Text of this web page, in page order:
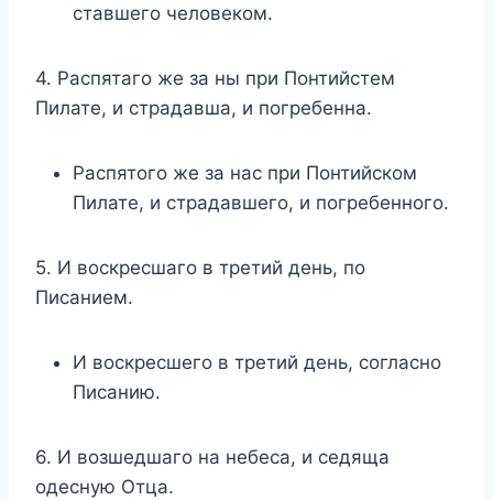
ставшего человеком.
4. Распятаго же за ны при Понтийстем
Пилате, и страдавша, и погребенна.
Распятого же за нас при Понтийском
Пилате, и страдавшего, и погребенного.
5. И воскресшаго в третий день, по
Писанием.
И воскресшего в третий день, согласно
Писанию.
6. И возшедшаго на небеса, и седяща
одесную Отца.